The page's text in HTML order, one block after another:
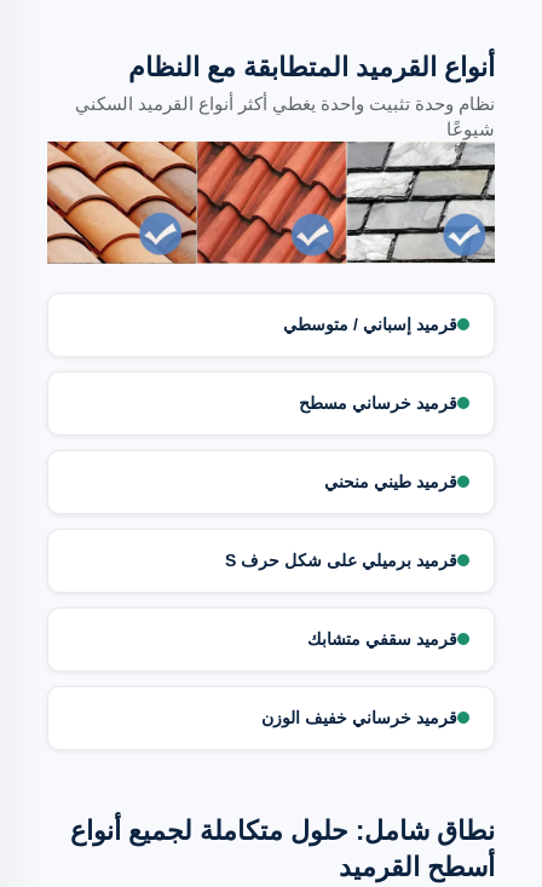
أنواع القرميد المتطابقة مع النظام
نظام وحدة تثبيت واحدة يغطي أكثر أنواع القرميد السكني
شيوعًا
قرميد إسباني / متوسطي
قرميد خرساني مسطح
قرميد طيني منحني
قرميد برميلي على شكل حرف S
قرميد سقفي متشابك
قرميد خرساني خفيف الوزن
نطاق شامل: حلول متكاملة لجميع أنواع
أسطح القرميد